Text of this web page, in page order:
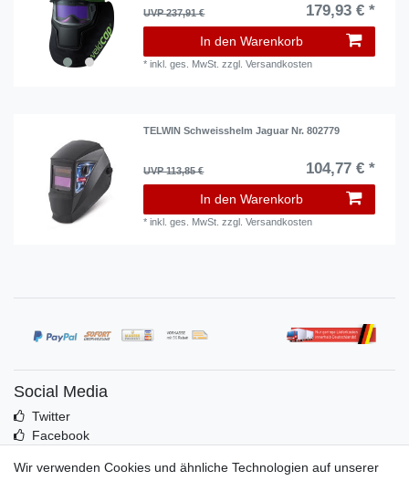
UVP 237,91 € 179,93 € *
In den Warenkorb
*inkl. ges. MwSt. zzgl.Versandkosten
TELWIN Schweisshelm Jaguar Nr. 802779
UVP 113,85 € 104,77 € *
In den Warenkorb
*inkl. ges. MwSt. zzgl.Versandkosten
Social Media
Twitter
Facebook
Wir verwenden Cookies und ähnliche Technologien auf unserer